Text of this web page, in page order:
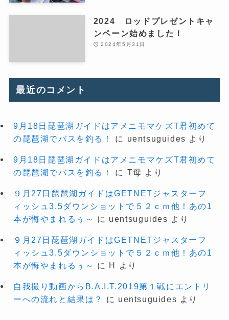
2024 ロッドプレゼントキャ
ンペーン始めました！
2024年5月31日
最近のコメント
9月18日琵琶湖ガイドはアメニモマケズT君初めて
の琵琶湖でバスを釣る！
に uentsuguides より
9月18日琵琶湖ガイドはアメニモマケズT君初めて
の琵琶湖でバスを釣る！
に T母 より
９月27日琵琶湖ガイドはGETNETジャスターフ
ィッシュ3.5ダウンショットで５２ｃｍ他！あの1
本が悔やまれるぅ～
に uentsuguides より
９月27日琵琶湖ガイドはGETNETジャスターフ
ィッシュ3.5ダウンショットで５２ｃｍ他！あの1
本が悔やまれるぅ～
に H より
自我撮り動画からB.A.I.T.2019第１戦にエントリ
ーへの流れと結果は？
に uentsuguides より